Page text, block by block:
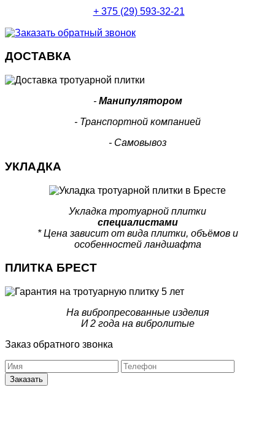
+ 375 (29) 593-32-21
ДОСТАВКА
- Манипулятором
- Транспортной компанией
- Самовывоз
УКЛАДКА
Укладка тротуарной плитки
специалистами
* Цена зависит от вида плитки, объёмов и
особенностей ландшафта
ПЛИТКА БРЕСТ
На вибропресованные изделия
И 2 года на вибролитые
Заказ обратного звонка
Заказать